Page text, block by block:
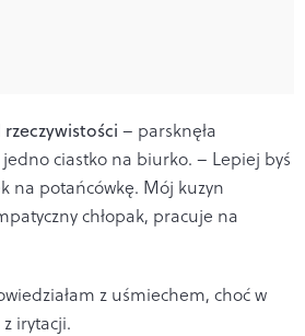
– parsknęła
ciastko na biurko. – Lepiej byś
na potańcówkę. Mój kuzyn
chłopak, pracuje na
z uśmiechem, choć w
irytacji.